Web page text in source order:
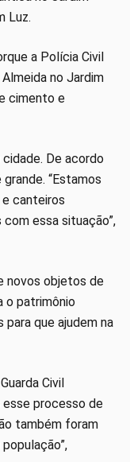
Luz.
a Polícia Civil
no Jardim
cimento e
De acordo
“Estamos
canteiros
essa situação”,
novos objetos de
o patrimônio
que ajudem na
Civil
esse processo de
também foram